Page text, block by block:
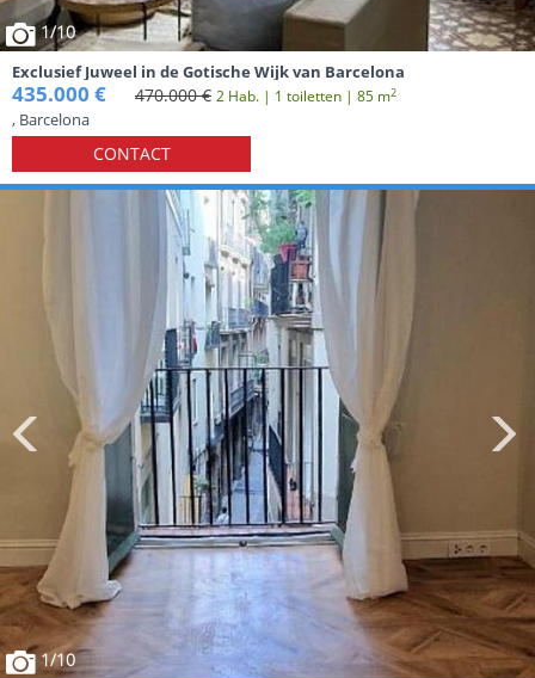
1/10
Exclusief Juweel in de Gotische Wijk van Barcelona
435.000 € 470.000 € 2 Hab. | 1 toiletten | 85 m2
, Barcelona
CONTACT
1/10